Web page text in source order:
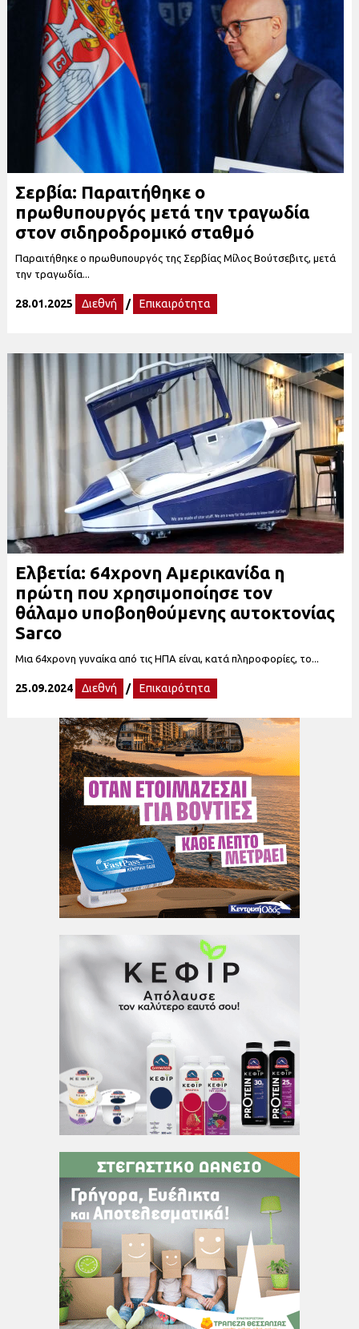
Σερβία: Παραιτήθηκε ο
πρωθυπουργός μετά την τραγωδία
στον σιδηροδρομικό σταθμό
Παραιτήθηκε ο πρωθυπουργός της Σερβίας Μίλος Βούτσεβιτς, μετά
την τραγωδία...
28.01.2025 Διεθνή / Επικαιρότητα
Ελβετία: 64χρονη Αμερικανίδα η
πρώτη που χρησιμοποίησε τον
θάλαμο υποβοηθούμενης αυτοκτονίας
Sarco
Μια 64χρονη γυναίκα από τις ΗΠΑ είναι, κατά πληροφορίες, το...
25.09.2024 Διεθνή / Επικαιρότητα